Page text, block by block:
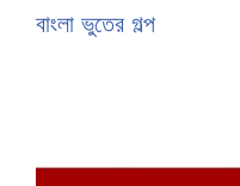
বাংলা ভুতের গল্প